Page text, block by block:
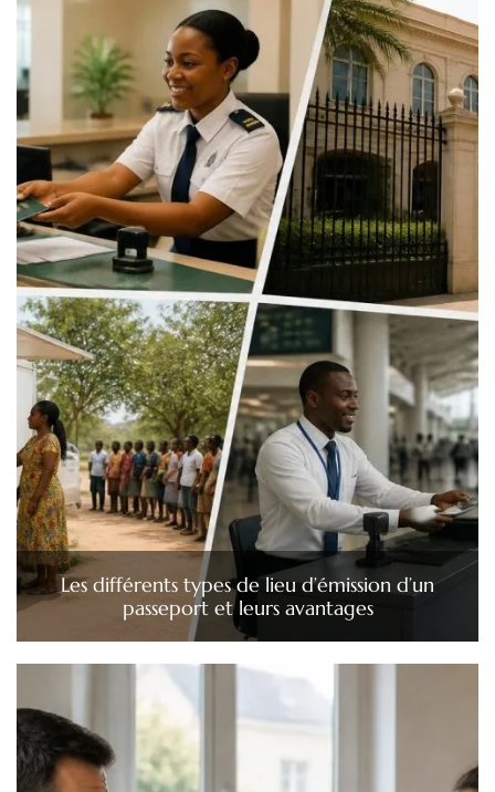
Les différents types de lieu d’émission d’un
passeport et leurs avantages